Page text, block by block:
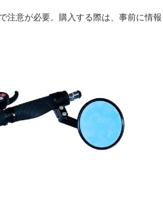
意が必要。購入する際は、事前に情